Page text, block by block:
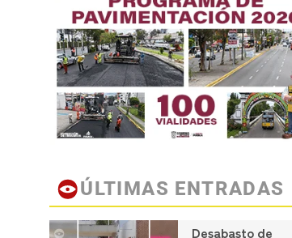
ÚLTIMAS ENTRADAS
Desabasto de